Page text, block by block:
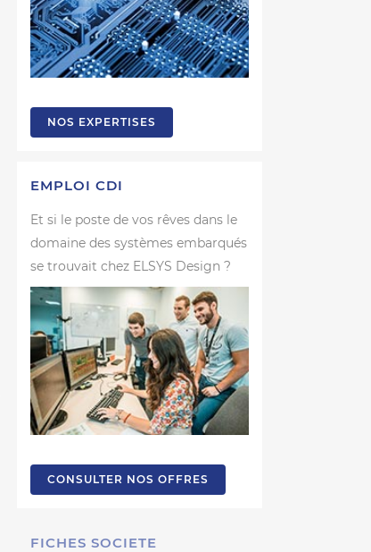
NOS EXPERTISES
EMPLOI CDI
Et si le poste de vos rêves dans le
domaine des systèmes embarqués
se trouvait chez ELSYS Design ?
CONSULTER NOS OFFRES
FICHES SOCIETE